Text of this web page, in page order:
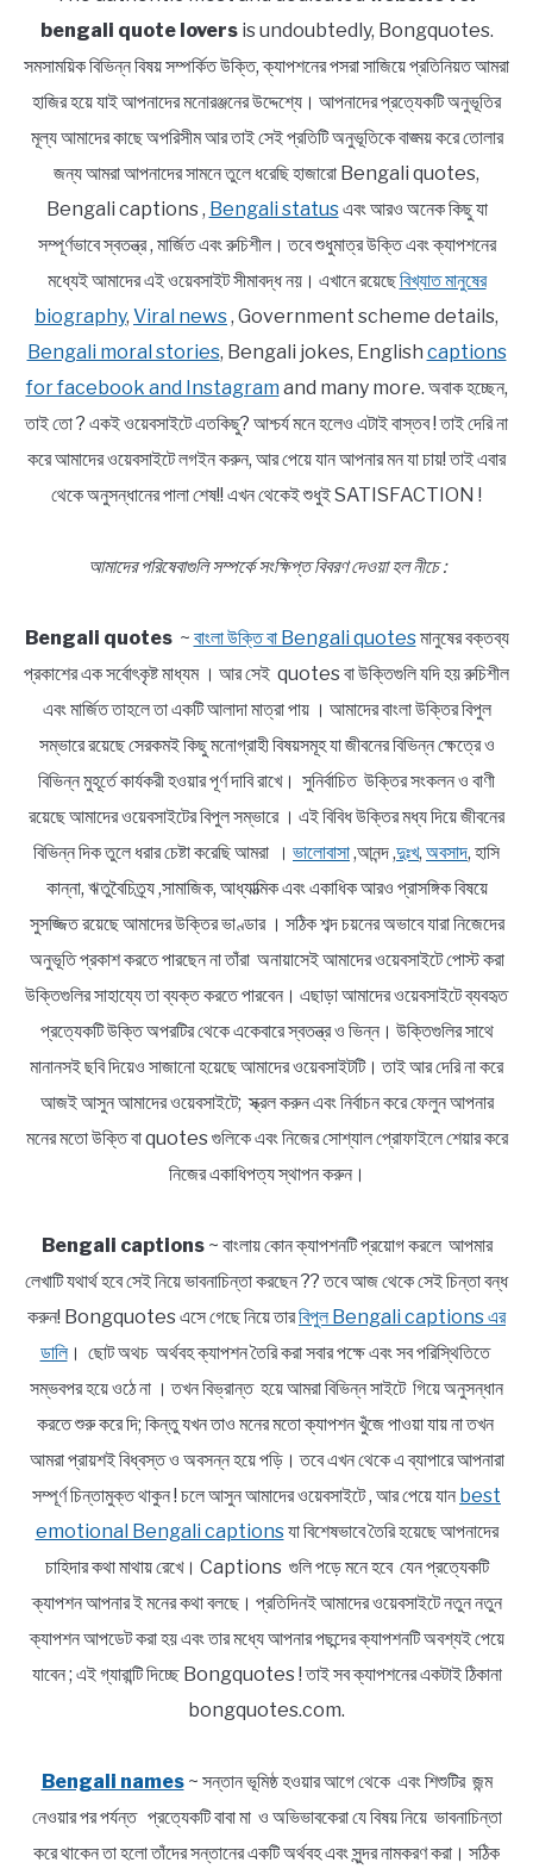
bengali quote loversis undoubtedly, Bongquotes.
সমসাময়িক বিভিন্ন বিষয় সম্পর্কিত উক্তি, ক্যাপশনের পসরা সাজিয়ে প্রতিনিয়ত আমরা
হাজির হয়ে যাই আপনাদের মনোরঞ্জনের উদ্দেশ্যে। আপনাদের প্রত্যেকটি অনুভূতির
মূল্য আমাদের কাছে অপরিসীম আর তাই সেই প্রতিটি অনুভূতিকে বাঙ্ময় করে তোলার
জন্য আমরা আপনাদের সামনে তুলে ধরেছি হাজারো Bengali quotes,
Bengali captions , Bengali statusএবং আরও অনেক কিছু যা
সম্পূর্ণভাবে স্বতন্ত্র , মার্জিত এবং রুচিশীল। তবে শুধুমাত্র উক্তি এবং ক্যাপশনের
মধ্যেই আমাদের এই ওয়েবসাইট সীমাবদ্ধ নয়। এখানে রয়েছেবিখ্যাত মানুষের
biography, Viral news, Government scheme details,
Bengali moral stories, Bengali jokes, English captions
for facebook and Instagram and many more. অবাক হচ্ছেন,
তাই তো ? একই ওয়েবসাইটে এতকিছু? আশ্চর্য মনে হলেও এটাই বাস্তব ! তাই দেরি না
করে আমাদের ওয়েবসাইটে লগইন করুন, আর পেয়ে যান আপনার মন যা চায়! তাই এবার
থেকে অনুসন্ধানের পালা শেষ!! এখন থেকেই শুধুই SATISFACTION !
আমাদের পরিষেবাগুলি সম্পর্কে সংক্ষিপ্ত বিবরণ দেওয়া হল নীচে :
Bengali quotes~ বাংলা উক্তি বা Bengali quotesমানুষের বক্তব্য
প্রকাশের এক সর্বোৎকৃষ্ট মাধ্যম । আর সেই quotes বা উক্তিগুলি যদি হয় রুচিশীল
এবং মার্জিত তাহলে তা একটি আলাদা মাত্রা পায় । আমাদের বাংলা উক্তির বিপুল
সম্ভারে রয়েছে সেরকমই কিছু মনোগ্রাহী বিষয়সমূহ যা জীবনের বিভিন্ন ক্ষেত্রে ও
বিভিন্ন মুহূর্তে কার্যকরী হওয়ার পূর্ণ দাবি রাখে। সুনির্বাচিত উক্তির সংকলন ও বাণী
রয়েছে আমাদের ওয়েবসাইটের বিপুল সম্ভারে । এই বিবিধ উক্তির মধ্য দিয়ে জীবনের
বিভিন্ন দিক তুলে ধরার চেষ্টা করেছি আমরা । ভালোবাসা,আনন্দ ,দুঃখ, অবসাদ, হাসি
কান্না, ঋতুবৈচিত্র্য ,সামাজিক, আধ্যাত্মিক এবং একাধিক আরও প্রাসঙ্গিক বিষয়ে
সুসজ্জিত রয়েছে আমাদের উক্তির ভাণ্ডার । সঠিক শব্দ চয়নের অভাবে যারা নিজেদের
অনুভূতি প্রকাশ করতে পারছেন না তাঁরা অনায়াসেই আমাদের ওয়েবসাইটে পোস্ট করা
উক্তিগুলির সাহায্যে তা ব্যক্ত করতে পারবেন। এছাড়া আমাদের ওয়েবসাইটে ব্যবহৃত
প্রত্যেকটি উক্তি অপরটির থেকে একেবারে স্বতন্ত্র ও ভিন্ন। উক্তিগুলির সাথে
মানানসই ছবি দিয়েও সাজানো হয়েছে আমাদের ওয়েবসাইটটি। তাই আর দেরি না করে
আজই আসুন আমাদের ওয়েবসাইটে; স্ক্রল করুন এবং নির্বাচন করে ফেলুন আপনার
মনের মতো উক্তি বা quotes গুলিকে এবং নিজের সোশ্যাল প্রোফাইলে শেয়ার করে
নিজের একাধিপত্য স্থাপন করুন।
Bengali captions~ বাংলায় কোন ক্যাপশনটি প্রয়োগ করলে আপমার
লেখাটি যথার্থ হবে সেই নিয়ে ভাবনাচিন্তা করছেন ?? তবে আজ থেকে সেই চিন্তা বন্ধ
করুন! Bongquotes এসে গেছে নিয়ে তারবিপুল Bengali captions এর
ডালি। ছোট অথচ অর্থবহ ক্যাপশন তৈরি করা সবার পক্ষে এবং সব পরিস্থিতিতে
সম্ভবপর হয়ে ওঠে না । তখন বিভ্রান্ত হয়ে আমরা বিভিন্ন সাইটে গিয়ে অনুসন্ধান
করতে শুরু করে দি; কিন্তু যখন তাও মনের মতো ক্যাপশন খুঁজে পাওয়া যায় না তখন
আমরা প্রায়শই বিধ্বস্ত ও অবসন্ন হয়ে পড়ি। তবে এখন থেকে এ ব্যাপারে আপনারা
সম্পূর্ণ চিন্তামুক্ত থাকুন ! চলে আসুন আমাদের ওয়েবসাইটে , আর পেয়ে যান best
emotional Bengali captionsযা বিশেষভাবে তৈরি হয়েছে আপনাদের
চাহিদার কথা মাথায় রেখে। Captions গুলি পড়ে মনে হবে যেন প্রত্যেকটি
ক্যাপশন আপনার ই মনের কথা বলছে। প্রতিদিনই আমাদের ওয়েবসাইটে নতুন নতুন
ক্যাপশন আপডেট করা হয় এবং তার মধ্যে আপনার পছন্দের ক্যাপশনটি অবশ্যই পেয়ে
যাবেন ; এই গ্যারান্টি দিচ্ছে Bongquotes ! তাই সব ক্যাপশনের একটাই ঠিকানা
bongquotes.com.
Bengali names~ সন্তান ভূমিষ্ঠ হওয়ার আগে থেকে এবং শিশুটির জন্ম
নেওয়ার পর পর্যন্ত প্রত্যেকটি বাবা মা ও অভিভাবকেরা যে বিষয় নিয়ে ভাবনাচিন্তা
করে থাকেন তা হলো তাঁদের সন্তানের একটি অর্থবহ এবং সুন্দর নামকরণ করা। সঠিক